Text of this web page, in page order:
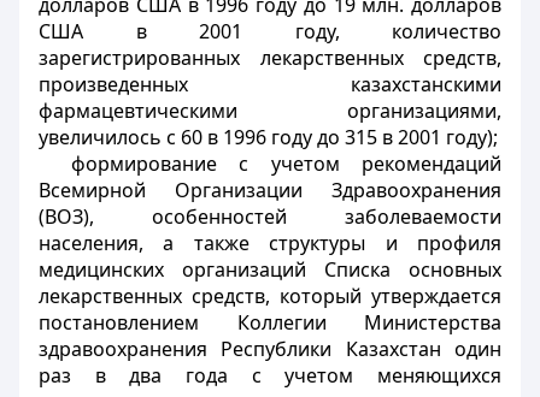
США в 2001 году, количество
зарегистрированных лекарственных средств,
произведенных казахстанскими
фармацевтическими организациями,
увеличилось с 60 в 1996 году до 315 в 2001 году);
формирование с учетом рекомендаций
Всемирной Организации Здравоохранения
(ВОЗ), особенностей заболеваемости
населения, а также структуры и профиля
медицинских организаций Списка основных
лекарственных средств, который утверждается
постановлением Коллегии Министерства
здравоохранения Республики Казахстан один
раз в два года с учетом меняющихся